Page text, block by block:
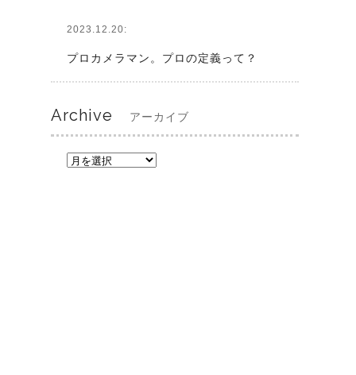
2023.12.20:
プロカメラマン。プロの定義って？
Archive アーカイブ